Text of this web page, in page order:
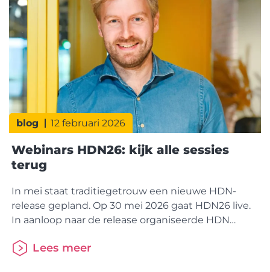
blog 12 februari 2026
Webinars HDN26: kijk alle sessies
terug
In mei staat traditiegetrouw een nieuwe HDN-
release gepland. Op 30 mei 2026 gaat HDN26 live.
In aanloop naar de release organiseerde HDN
van HDN26 zijn toegelicht. Op deze pagina kijk je
Lees meer